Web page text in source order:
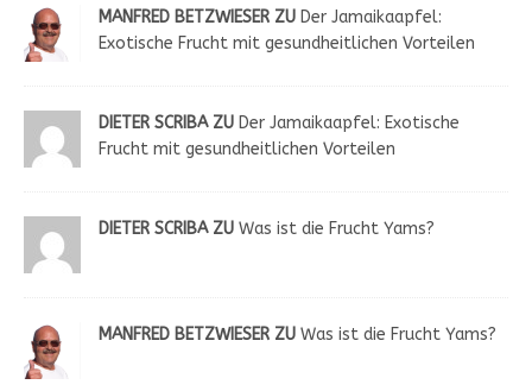
MANFRED BETZWIESER ZU Der Jamaikaapfel:
Exotische Frucht mit gesundheitlichen Vorteilen
DIETER SCRIBA ZU Der Jamaikaapfel: Exotische
Frucht mit gesundheitlichen Vorteilen
DIETER SCRIBA ZU Was ist die Frucht Yams?
MANFRED BETZWIESER ZU Was ist die Frucht Yams?